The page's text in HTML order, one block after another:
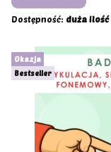
Dostępność: duża ilość
Okazja
Bestseller